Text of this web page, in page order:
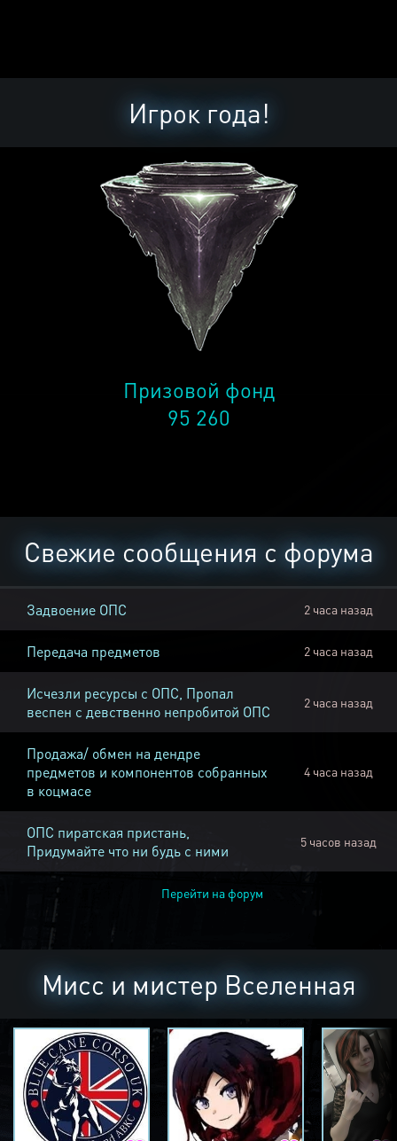
Игрок года!
Призовой фонд
95 260
Свежие сообщения с форума
Задвоение ОПС 2 часа назад
Передача предметов 2 часа назад
Исчезли ресурсы с ОПС, Пропал
веспен с девственно непробитой ОПС
2 часа назад
Продажа/ обмен на дендре
предметов и компонентов собранных
в коцмасе
4 часа назад
ОПС пиратская пристань,
Придумайте что ни будь с ними
5 часов назад
Перейти на форум
Мисс и мистер Вселенная